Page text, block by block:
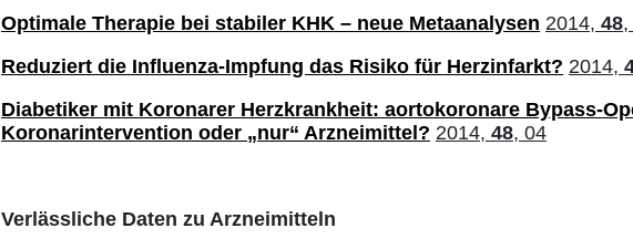
Optimale Therapie bei stabiler KHK – neue Metaanalysen 2014, 48,
Reduziert die Influenza-Impfung das Risiko für Herzinfarkt? 2014,
Diabetiker mit Koronarer Herzkrankheit: aortokoronare Bypass-
Koronarintervention oder „nur“ Arzneimittel? 2014, 48, 04
Verlässliche Daten zu Arzneimitteln